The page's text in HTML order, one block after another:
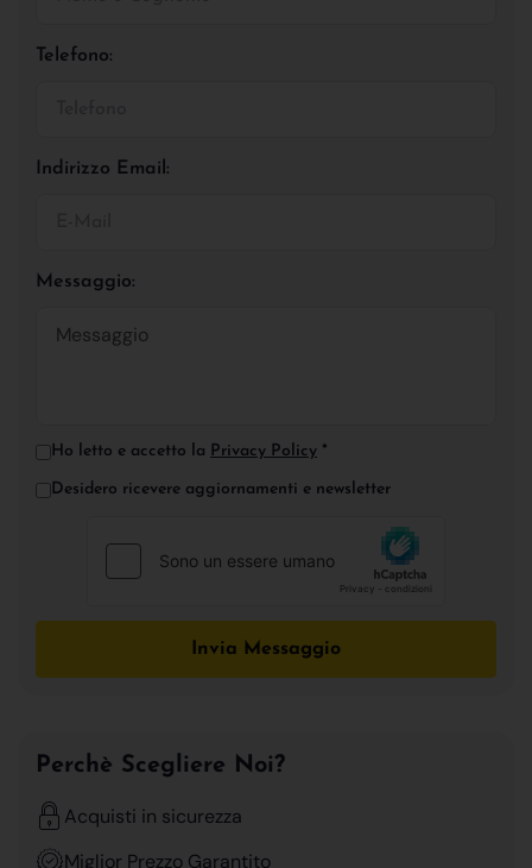
Telefono:
Indirizzo Email:
Messaggio:
Ho letto e accetto la Privacy Policy *
Desidero ricevere aggiornamenti e newsletter
Invia Messaggio
Perchè Scegliere Noi?
Acquisti in sicurezza
Miglior Prezzo Garantito